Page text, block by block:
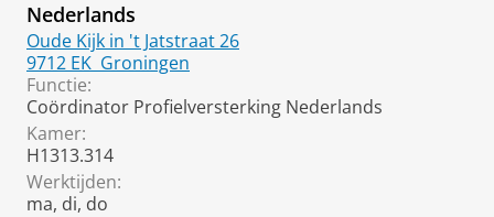
Nederlands
Oude Kijk in 't Jatstraat 26
9712 EK Groningen
Functie:
Coördinator Profielversterking Nederlands
Kamer:
H1313.314
Werktijden:
ma, di, do